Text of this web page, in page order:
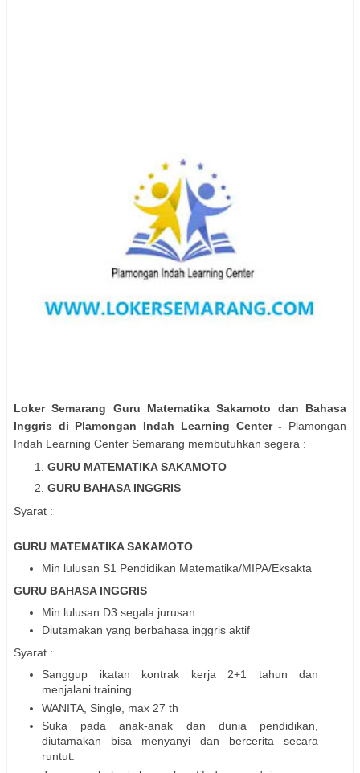
Loker Semarang Guru Matematika Sakamoto dan Bahasa
Inggris di Plamongan Indah Learning Center - Plamongan
Indah Learning Center Semarang membutuhkan segera :
GURU MATEMATIKA SAKAMOTO
GURU BAHASA INGGRIS
Syarat :
GURU MATEMATIKA SAKAMOTO
Min lulusan S1 Pendidikan Matematika/MIPA/Eksakta
GURU BAHASA INGGRIS
Min lulusan D3 segala jurusan
Diutamakan yang berbahasa inggris aktif
Syarat :
Sanggup ikatan kontrak kerja 2+1 tahun dan
menjalani training
WANITA, Single, max 27 th
Suka pada anak-anak dan dunia pendidikan,
diutamakan bisa menyanyi dan bercerita secara
runtut.